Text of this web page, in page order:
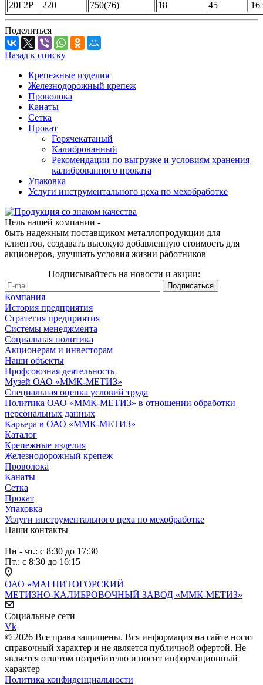
20Г2Р 220 750(76) 18 45
Поделиться
Назад к списку
Крепежные изделия
Железнодорожный крепеж
Проволока
Канаты
Сетка
Прокат
Горячекатаный
Калиброванный
Рекомендации по выгрузке и условиям хранения
калиброванного проката
Упаковка
Услуги инструментального цеха по мехобработке
Цель нашей компании -
быть надежным поставщиком металлопродукции для
клиентов, создавать высокую добавленную стоимость для
акционеров, улучшать условия жизни работников
Подписывайтесь на новости и акции:
Компания
История предприятия
Стратегия предприятия
Системы менеджмента
Социальная политика
Акционерам и инвесторам
Наши объекты
Профсоюзная деятельность
Музей ОАО «ММК-МЕТИЗ»
Специальная оценка условий труда
Политика ОАО «ММК-МЕТИЗ» в отношении обработки
персональных данных
Карьера в ОАО «ММК-МЕТИЗ»
Каталог
Крепежные изделия
Железнодорожный крепеж
Проволока
Канаты
Сетка
Прокат
Упаковка
Услуги инструментального цеха по мехобработке
Наши контакты
Пн - чт.: с 8:30 до 17:30
Пт.: с 8:30 до 16:15
ОАО «МАГНИТОГОРСКИЙ
МЕТИЗНО-КАЛИБРОВОЧНЫЙ ЗАВОД «ММК-МЕТИЗ»
Социальные сети
Vk
© 2026 Все права защищены. Вся информация на сайте носит
справочный характер и не является публичной офертой. Не
является ответом потребителю и носит информационный
характер
Политика конфиденциальности